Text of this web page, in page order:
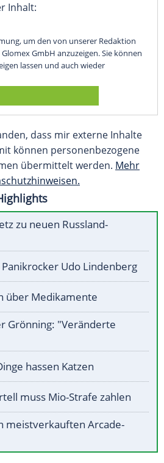
Inhalt:
um den von unserer Redaktion
GmbH anzuzeigen. Sie können
lassen und auch wieder
dass mir externe Inhalte
können personenbezogene
übermittelt werden. Mehr
zu neuen Russland-
Udo Lindenberg
über Medikamente
Grönning: "Veränderte
hassen Katzen
muss Mio-Strafe zahlen
meistverkauften Arcade-